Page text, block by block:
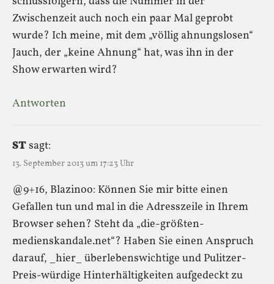
Zwischenzeit auch noch ein paar Mal geprobt
wurde? Ich meine, mit dem „völlig ahnungslosen“
Jauch, der „keine Ahnung“ hat, was ihn in der
Show erwarten wird?
Antworten
STsagt:
13. September 2013 um 17:23 Uhr
@9+16, Blazinoo: Können Sie mir bitte einen
Gefallen tun und mal in die Adresszeile in Ihrem
Browser sehen? Steht da „die-größten-
medienskandale.net“? Haben Sie einen Anspruch
darauf, _hier_ überlebenswichtige und Pulitzer-
Preis-würdige Hinterhältigkeiten aufgedeckt zu